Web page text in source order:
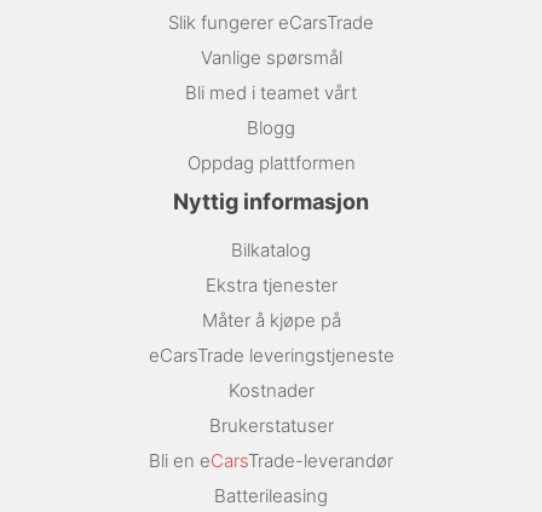
Slik fungerer eCarsTrade
Vanlige spørsmål
Bli med i teamet vårt
Blogg
Oppdag plattformen
Nyttig informasjon
Bilkatalog
Ekstra tjenester
Måter å kjøpe på
eCarsTrade leveringstjeneste
Kostnader
Brukerstatuser
Bli en eCarsTrade-leverandør
Batterileasing